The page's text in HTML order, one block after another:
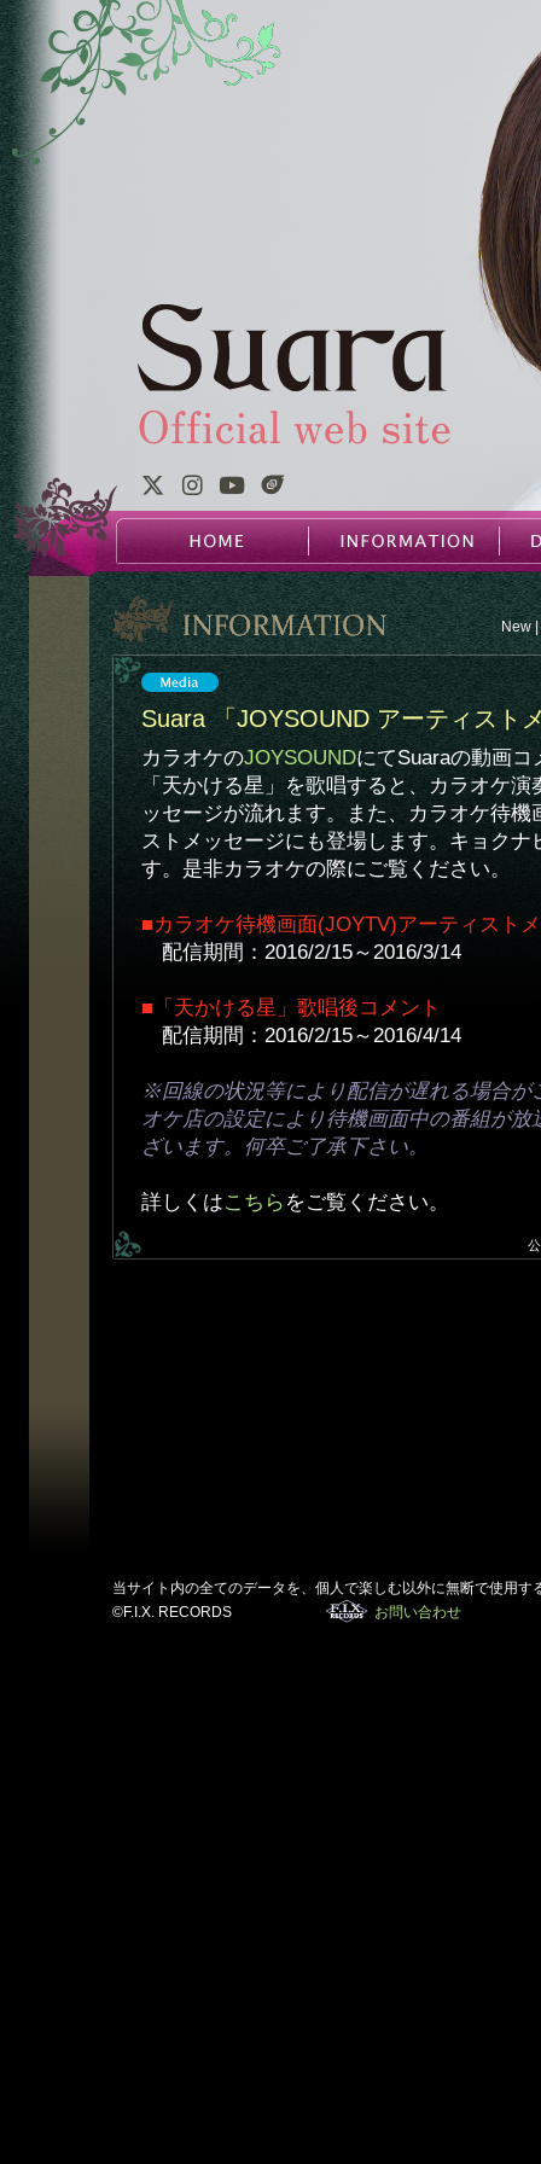
New |
Suara 「JOYSOUND アーティスト
カラオケのJOYSOUNDにてSuaraの動画
「天かける星」を歌唱すると、カラオケ
ッセージが流れます。また、カラオケ待
ストメッセージにも登場します。キョクナ
す。是非カラオケの際にご覧ください。
■カラオケ待機画面(JOYTV)アーティスト
配信期間：2016/2/15～2016/3/14
■「天かける星」歌唱後コメント
配信期間：2016/2/15～2016/4/14
※回線の状況等により配信が遅れる場合が
オケ店の設定により待機画面中の番組が放
ざいます。何卒ご了承下さい。
詳しくはこちら をご覧ください。
当サイト内の全てのデータを、個人で楽しむ以外に無断で使用す
©F.I.X. RECORDS
お問い合わせ